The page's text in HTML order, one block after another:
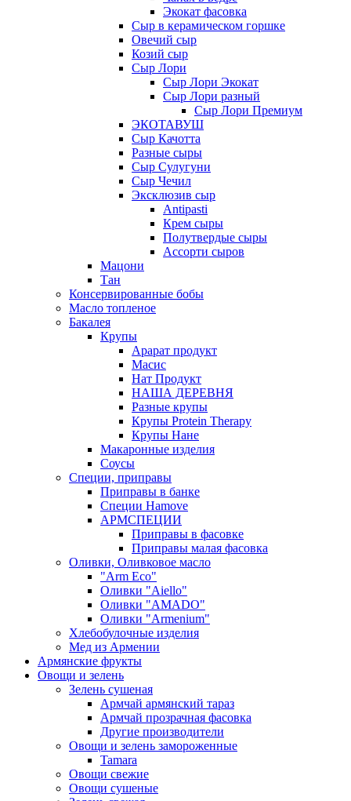
Экокат фасовка
Сыр в керамическом горшке
Овечий сыр
Козий сыр
Сыр Лори
Сыр Лори Экокат
Сыр Лори разный
Сыр Лори Премиум
ЭКОТАВУШ
Сыр Качотта
Разные сыры
Сыр Сулугуни
Сыр Чечил
Эксклюзив сыр
Antipasti
Крем сыры
Полутвердые сыры
Ассорти сыров
Мацони
Тан
Консервированные бобы
Масло топленое
Бакалея
Крупы
Арарат продукт
Масис
Нат Продукт
НАША ДЕРЕВНЯ
Разные крупы
Крупы Protein Therapy
Крупы Нане
Макаронные изделия
Соусы
Специи, приправы
Приправы в банке
Специи Hamove
АРМСПЕЦИИ
Приправы в фасовке
Приправы малая фасовка
Оливки, Оливковое масло
"Arm Eco"
Оливки "Aiello"
Оливки "AMADO"
Оливки "Armenium"
Хлебобулочные изделия
Мед из Армении
Армянские фрукты
Овощи и зелень
Зелень сушеная
Армчай армянский тараз
Армчай прозрачная фасовка
Другие производители
Овощи и зелень замороженные
Tamara
Овощи свежие
Овощи сушеные